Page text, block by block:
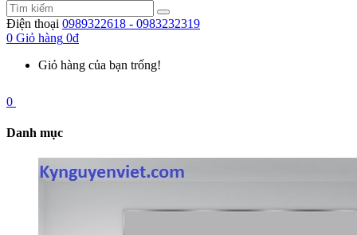
Điện thoại 0989322618 - 0983232319
0 Giỏ hàng 0đ
Giỏ hàng của bạn trống!
0
Danh mục